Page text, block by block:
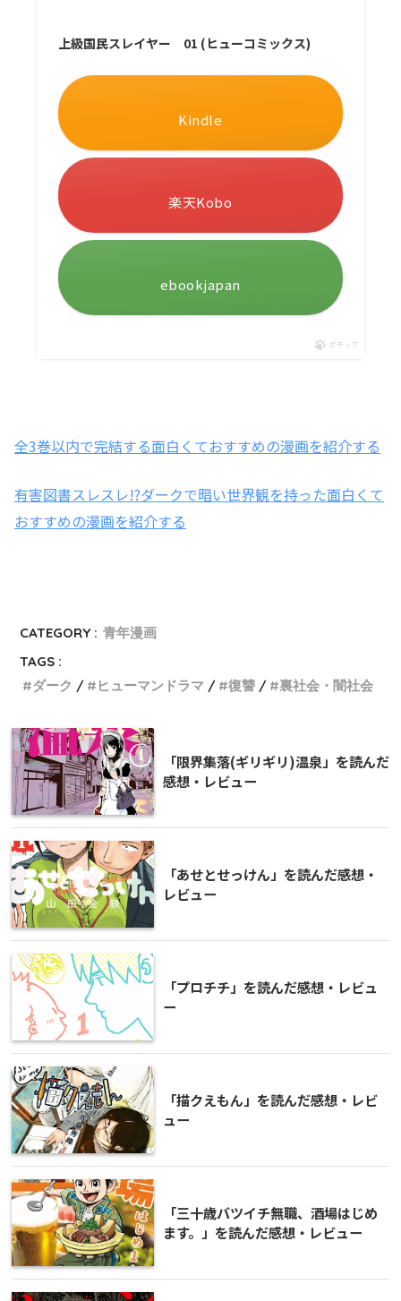
上級国民スレイヤー 01 (ヒューコミックス)
Kindle
楽天Kobo
ebookjapan
ポチップ
全3巻以内で完結する面白くておすすめの漫画を紹介する
有害図書スレスレ!?ダークで暗い世界観を持った面白くて
おすすめの漫画を紹介する
CATEGORY : 青年漫画
TAGS :
ダーク
ヒューマンドラマ 復讐 裏社会・闇社会
「限界集落(ギリギリ)温泉」を読んだ
感想・レビュー
「あせとせっけん」を読んだ感想・
レビュー
「プロチチ」を読んだ感想・レビュ
ー
「描クえもん」を読んだ感想・レビ
ュー
「三十歳バツイチ無職、酒場はじめ
ます。」を読んだ感想・レビュー